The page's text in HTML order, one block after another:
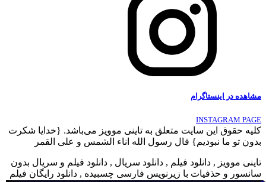
مشاهده در اینستاگرام
INSTAGRAM PAGE
کلیه حقوق این سایت متعلق به تاینی موویز می‌باشد. {خدایا شکرت
بدون تو ما نبودیم} قال رسول الله اناء الشمس و علی القمر
تاینی موویز , دانلود فیلم , دانلود سریال , دانلود فیلم و سریال بدون
سانسور و حذفیات با زیرنویس فارسی چسبیده , دانلود رایگان فیلم